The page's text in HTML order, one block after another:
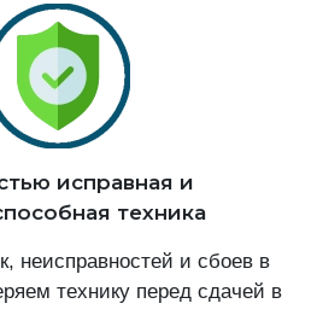
исправная и
техника
неисправностей и сбоев в
технику перед сдачей в